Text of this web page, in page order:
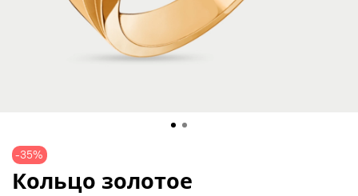
-35%
Кольцо золотое